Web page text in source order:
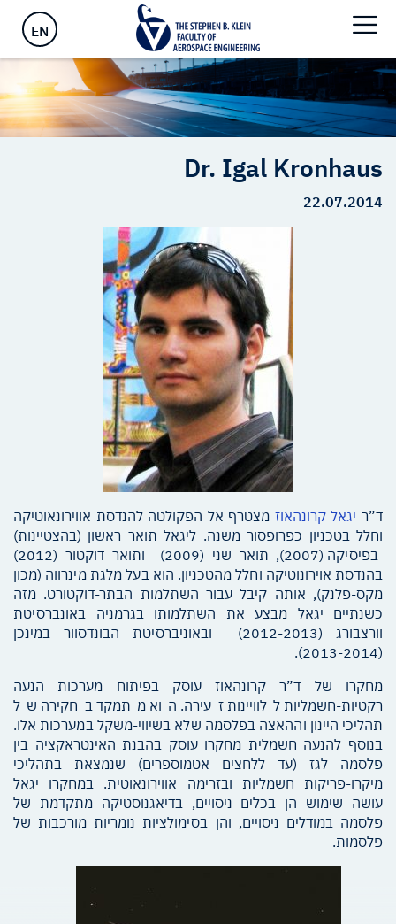
EN
Dr. Igal Kronhaus
22.07.2014
ד”ר יגאל קרונהאוז מצטרף אל הפקולטה להנדסת אווירונאוטיקה
וחלל בטכניון כפרופסור משנה. ליגאל תואר ראשון (בהצטיינות)
בפיסיקה (2007), תואר שני (2009) ותואר דוקטור (2012)
בהנדסת אוירונוטיקה וחלל מהטכניון. הוא בעל מלגת מינרווה (מכון
מקס-פלנק), אותה קיבל עבור השתלמות הבתר-דוקטורט. מזה
כשנתיים יגאל מבצע את השתלמותו בגרמניה באונברסיטת
וורצבורג (2012-2013) ובאוניברסיטת הבונדסוור במינכן
(2013-2014).
מחקרו של ד”ר קרונהאוז עוסק בפיתוח מערכות הנעה
רקטיות-חשמליות ללוויינות זעירה. הוא מתמקד בחקירה של
תהליכי היינון וההאצה בפלסמה שלא בשיווי-משקל במערכות אלו.
בנוסף להנעה חשמלית מחקרו עוסק בהבנת האינטראקציה בין
פלסמה לגז (עד ללחצים אטמוספרים) שנמצאת בתהליכי
מיקרו-פריקות חשמליות ובזרימה אווירונאוטית. במחקרו יגאל
עושה שימוש הן בכלים ניסויים, בדיאגנוסטיקה מתקדמת של
פלסמה במודלים ניסויים, והן בסימולציות נומריות מורכבות של
פלסמות.